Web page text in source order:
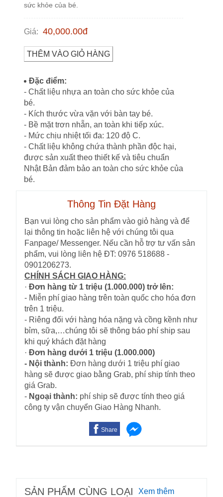
sức khỏe của bé.
Giá: 40,000.00đ
THÊM VÀO GIỎ HÀNG
Đặc điểm:
- Chất liệu nhựa an toàn cho sức khỏe của
bé.
- Kích thước vừa vặn với bàn tay bé.
- Bề mặt trơn nhẵn, an toàn khi tiếp xúc.
- Mức chịu nhiệt tối đa: 120 độ C.
- Chất liệu không chứa thành phần độc hại,
được sản xuất theo thiết kế và tiêu chuẩn
Nhật Bản đảm bảo an toàn cho sức khỏe của
bé.
Thông Tin Đặt Hàng
Bạn vui lòng cho sản phẩm vào giỏ hàng và để
lại thông tin hoặc liên hệ với chúng tôi qua
Fanpage/ Messenger. Nếu cần hỗ trợ tư vấn sản
phẩm, vui lòng liên hệ ĐT: 0976 518688 -
0901206273.
CHÍNH SÁCH GIAO HÀNG:
· Đơn hàng từ 1 triệu (1.000.000) trở lên:
- Miễn phí giao hàng trên toàn quốc cho hóa đơn
trên 1 triệu.
- Riêng đối với hàng hóa nặng và cồng kềnh như
bỉm, sữa,…chúng tôi sẽ thông báo phí ship sau
khi quý khách đặt hàng
· Đơn hàng dưới 1 triệu (1.000.000)
- Nội thành: Đơn hàng dưới 1 triệu phí giao
hàng sẽ được giao bằng Grab, phí ship tính theo
giá Grab.
- Ngoại thành: phí ship sẽ được tính theo giá
công ty vận chuyển Giao Hàng Nhanh.
Share
SẢN PHẨM CÙNG LOẠI Xem thêm